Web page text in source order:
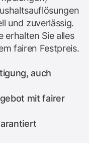
und zuverlässig.
erhalten Sie alles
fairen Festpreis.
auch
mit fairer